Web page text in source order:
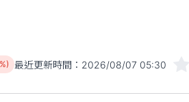
最近更新時間： 2026/08/07 05:30